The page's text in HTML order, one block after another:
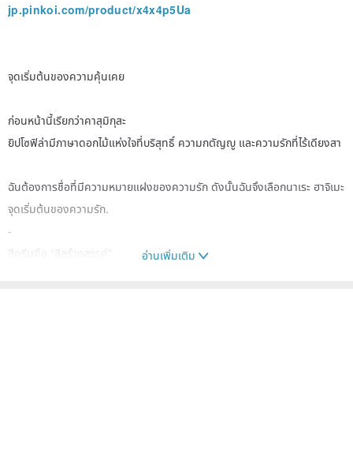
jp.pinkoi.com/product/x4x4p5Ua
จุดเริ่มต้นของความคุ้นเคย
ก่อนหน้านี้เรียกว่าคาสุมิกุสะ
ยิปโซฟิล่ามีภาษาดอกไม้แห่งใจที่บริสุทธิ์ ความกตัญญู และความรักที่ไร้เดียงสา
ฉันต้องการชื่อที่มีความหมายแฝงของความรัก ดังนั้นฉันจึงเลือกนาเระ ฮาจิเมะ
จุดเริ่มต้นของความรัก.
-
สีครีมคือ “สีสร้างสรรค์”
อ่านเพิ่มเติม